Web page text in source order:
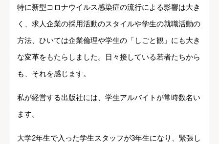
特に新型コロナウイルス感染症の流行による影響は大き
く、求人企業の採用活動のスタイルや学生の就職活動の
方法、ひいては企業倫理や学生の「しごと観」にも大き
な変革をもたらしました。日々接している若者たちから
も、それを感じます。
私が経営する出版社には、学生アルバイトが常時数名い
ます。
大学2年生で入った学生スタッフが3年生になり、緊張し